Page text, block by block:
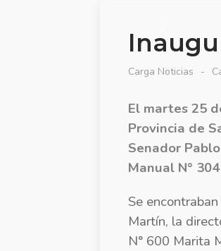
Carga Noticias
El martes 25
Provincia de
Senador
Manual N°
Se
Martín, la
N° 600 Marita